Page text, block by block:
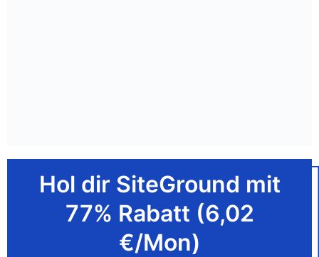
Hol dir SiteGround mit
77% Rabatt (6,02
€/Mon)